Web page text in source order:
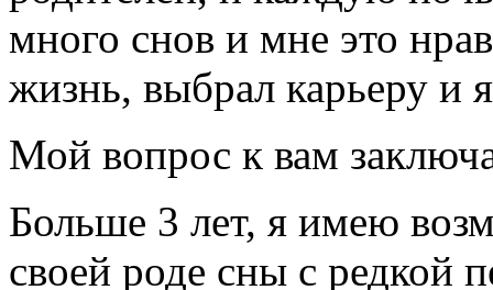
много снов и мне это
жизнь, выбрал карьеру и
Мой вопрос к вам
Больше 3 лет, я имею
своей роде сны с редкой